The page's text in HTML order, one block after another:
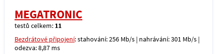
MEGATRONIC
testů celkem: 11
Bezdrátové připojení: stahování: 256 Mb/s | nahrávání: 301 Mb/s |
odezva: 8,87 ms